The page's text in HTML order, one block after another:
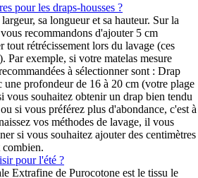
pour les draps-housses ?
sa longueur et sa hauteur. Sur la
recommandons d'ajouter 5 cm
tout rétrécissement lors du lavage (ces
Par exemple, si votre matelas mesure
à sélectionner sont : Drap
profondeur de 16 à 20 cm (votre plage
vous souhaitez obtenir un drap bien tendu
si vous préférez plus d'abondance, c'est à
vos méthodes de lavage, il vous
si vous souhaitez ajouter des centimètres
combien.
pour l'été ?
Extrafine de Purocotone est le tissu le